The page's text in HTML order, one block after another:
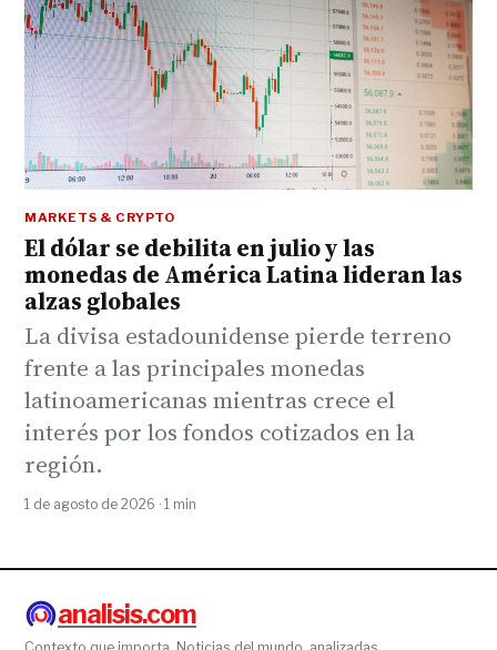
MARKETS & CRYPTO
El dólar se debilita en julio y las
monedas de América Latina lideran las
alzas globales
La divisa estadounidense pierde terreno
frente a las principales monedas
latinoamericanas mientras crece el
interés por los fondos cotizados en la
región.
1 de agosto de 2026 · 1 min
analisis.com